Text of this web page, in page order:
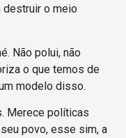
destruir o meio
Não polui, não
o que temos de
modelo disso.
Merece políticas
povo, esse sim, a